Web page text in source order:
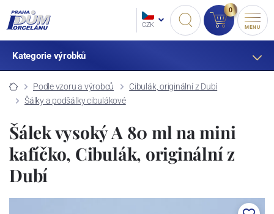
CZK
0
MENU
Kategorie výrobků
Podle vzoru a výrobců
Cibulák, originální z Dubí
Šálky a podšálky cibulákové
Šálek vysoký A 80 ml na mini
kafíčko, Cibulák, originální z
Dubí